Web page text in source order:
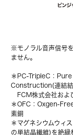
※モノラル音声信号
ません。
＊PC-TripleC：
Construction(連結結
FCM株式会社およ
＊OFC：Oxgen-
素銅
＊マグネシウムウィ
の単結晶繊維)を絶